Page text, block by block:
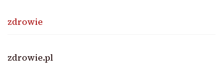
zdrowie
zdrowie.pl